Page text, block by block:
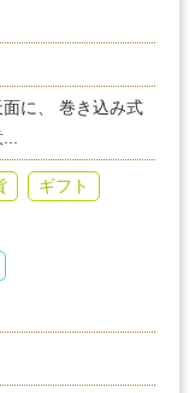
面に、 巻き込み式
ギフト